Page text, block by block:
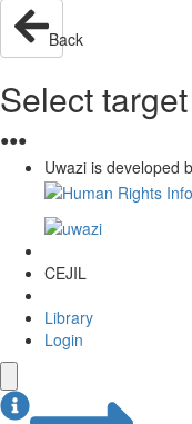
Back
Select
●●●
Uwazi is developed
CEJIL
Library
Login